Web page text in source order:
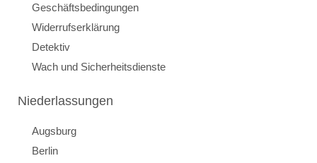
Geschäftsbedingungen
Widerrufserklärung
Detektiv
Wach und Sicherheitsdienste
Niederlassungen
Augsburg
Berlin